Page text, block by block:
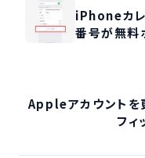
iPhoneカレ
番号が無料
Appleアカウントを
フィ